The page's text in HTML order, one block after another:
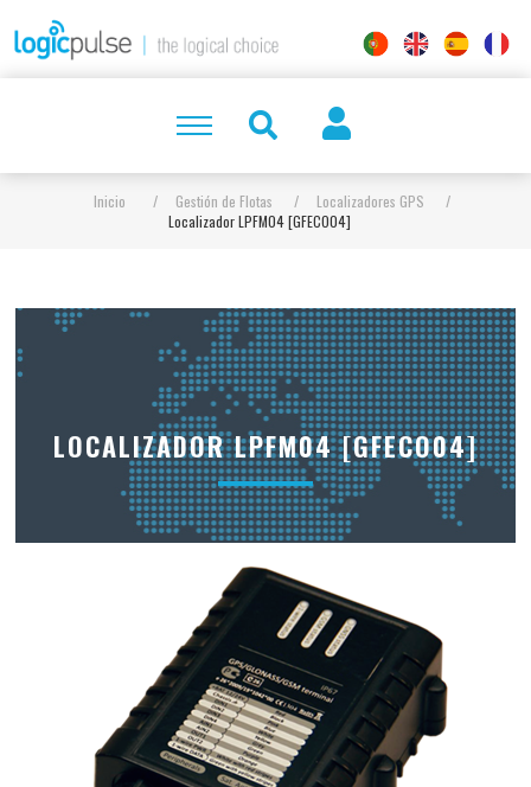
Inicio / Gestión de Flotas / Localizadores GPS
/
Localizador LPFM04 [GFECO04]
LOCALIZADOR LPFM04 [GFECO04]